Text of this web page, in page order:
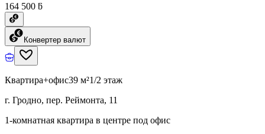
164 500 ƃ
Конвертер валют
Квартира+офис39 м²1/2 этаж
г. Гродно, пер. Реймонта, 11
1-комнатная квартира в центре под офис